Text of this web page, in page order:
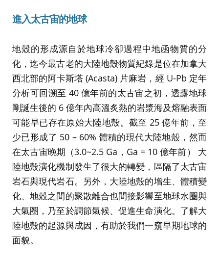
進入太古宙的地球
地殼的形成源自於地球冷卻過程中地函物質的分
化，迄今最古老的大陸地殼物質紀錄是位在加拿大
西北部的阿卡斯塔 (Acasta) 片麻岩，經 U-Pb 定年
分析可回溯至 40 億年前的太古宙之初，透露地球
剛誕生後的 6 億年內高溫炙熱的岩漿海及熔融表面
可能早已存在原始大陸地殼。截至 25 億年前，至
少已形成了 50 – 60% 體積的現代大陸地殼，然而
在太古宙晚期（3.0~2.5 Ga，Ga = 10 億年前） 大
陸地殼演化機制發生了很大的轉變，區隔了太古宙
岩石與現代岩石。另外，大陸地殼的增生、體積變
化、地殼之間的聚散離合也間接影響至地球水圈與
大氣圈，乃至於調節氣候、促進生命演化。了解大
陸地殼的起源與成因，有助於我們一窺早期地球的
面貌。